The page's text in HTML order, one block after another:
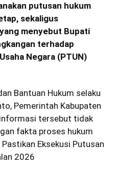
putusan hukum
sekaligus
menyebut Bupati
terhadap
Negara (PTUN)
Bantuan Hukum selaku
Pemerintah Kabupaten
tersebut tidak
fakta proses hukum
Eksekusi Putusan
2026